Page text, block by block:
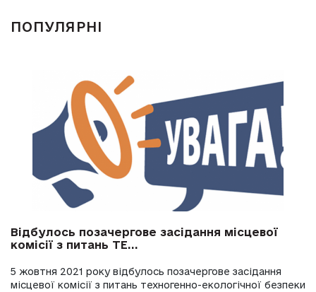
ПОПУЛЯРНІ
Відбулось позачергове засідання місцевої
комісії з питань ТЕ...
5 жовтня 2021 року відбулось позачергове засідання
місцевої комісії з питань техногенно-екологічної безпеки